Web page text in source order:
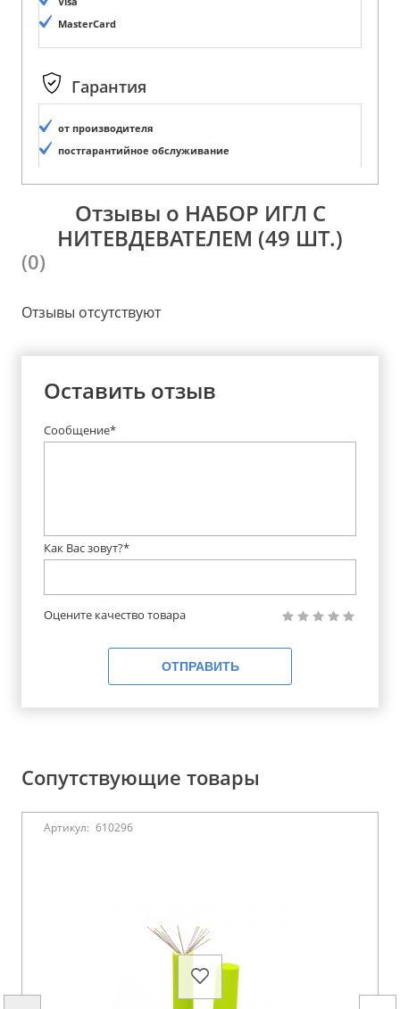
MasterCard
Гарантия
от производителя
постгарантийное обслуживание
Отзывы о НАБОР ИГЛ С
НИТЕВДЕВАТЕЛЕМ (49 ШТ.)
(0)
Отзывы отсутствуют
Оставить отзыв
Сообщение*
Как Вас зовут?*
Оцените качество товара
ОТПРАВИТЬ
Сопутствующие товары
Артикул: 610296